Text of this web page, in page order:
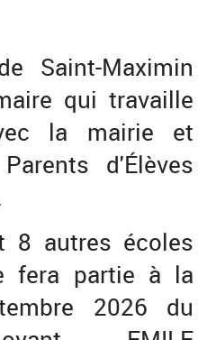
Saint-Maximin
qui travaille
la mairie et
d'Élèves
8 autres écoles
fera partie à la
2026 du